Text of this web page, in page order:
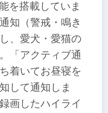
を搭載していま
知（警戒・鳴き
、愛犬・愛猫の
「アクティブ通
着いてお昼寝を
して通知しま
画したハイライ